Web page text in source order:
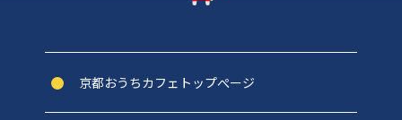
京都おうちカフェトップぺージ